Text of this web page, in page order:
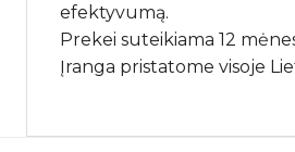
efektyvumą.
Prekei suteikiama 12
Įranga pristatome visoje